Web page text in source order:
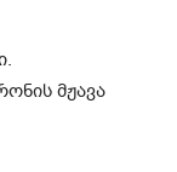
მჟავა